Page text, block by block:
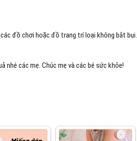
đồ chơi hoặc đồ trang trí loại không bắt bụi.
nhé các mẹ. Chúc mẹ và các bé sức khỏe!